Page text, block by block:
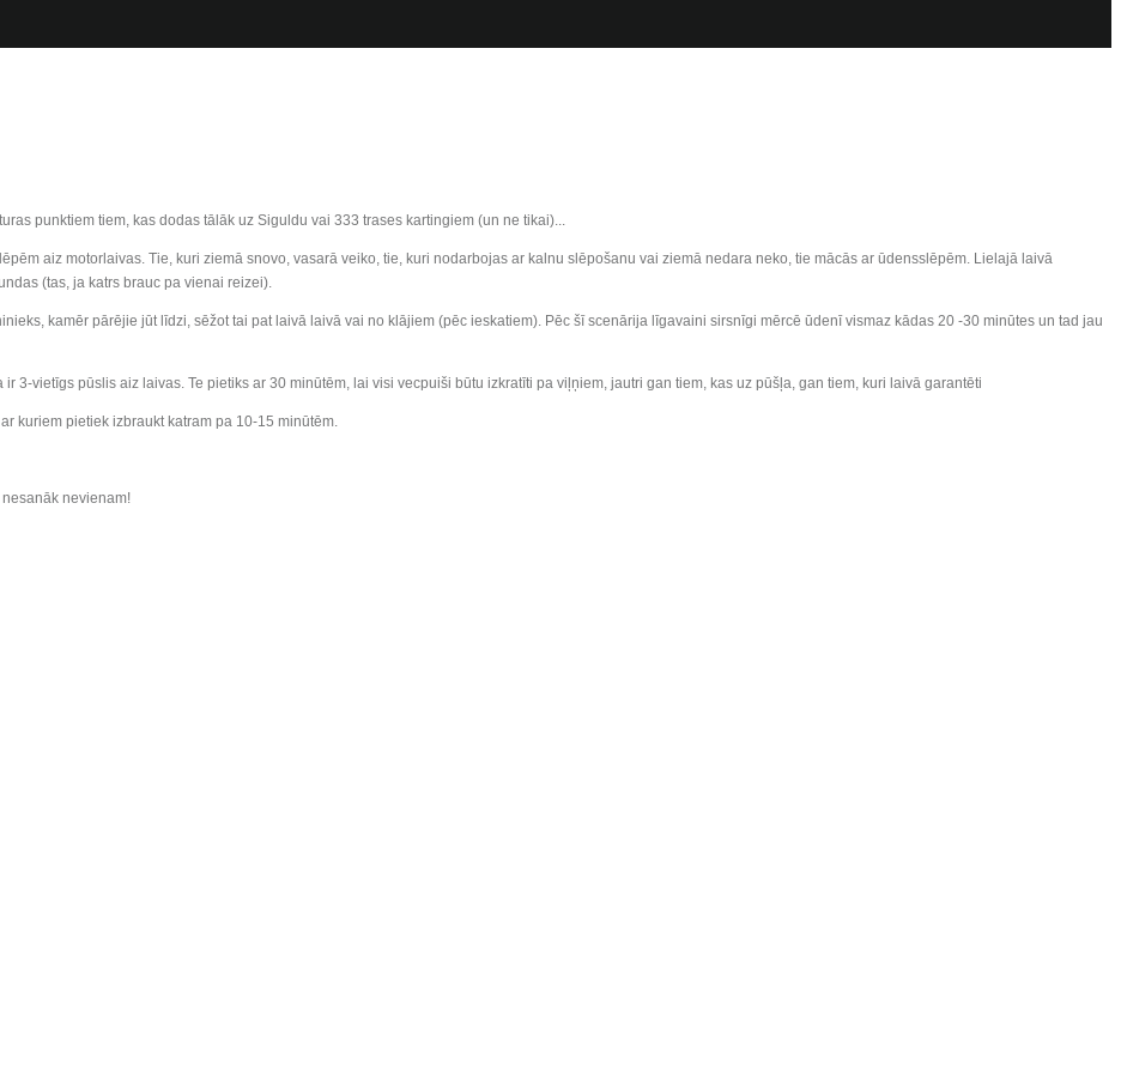
punktiem tiem, kas dodas tālāk uz Siguldu vai 333 trases kartingiem (un ne tikai)...
aiz motorlaivas. Tie, kuri ziemā snovo, vasarā veiko, tie, kuri nodarbojas ar kalnu slēpošanu vai ziemā nedara neko, tie mācās ar ūdensslēpēm. Lielajā laivā
(tas, ja katrs brauc pa vienai reizei).
kamēr pārējie jūt līdzi, sēžot tai pat laivā laivā vai no klājiem (pēc ieskatiem). Pēc šī scenārija līgavaini sirsnīgi mērcē ūdenī vismaz kādas 20 -30 minūtes un tad jau
3-vietīgs pūslis aiz laivas. Te pietiks ar 30 minūtēm, lai visi vecpuiši būtu izkratīti pa viļņiem, jautri gan tiem, kas uz pūšļa, gan tiem, kuri laivā garantēti
kuriem pietiek izbraukt katram pa 10-15 minūtēm.
nevienam!